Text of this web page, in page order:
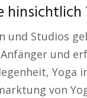
und Studios
und
Yoga
von